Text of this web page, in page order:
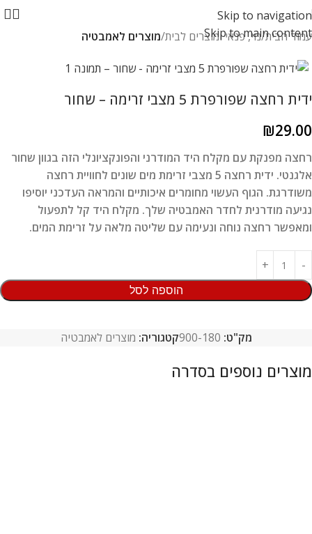
Skip to navigation
Skip to main content
עמוד הבית נוי, פנאי ומוצרים לבית מוצרים לאמבטיה
ידית רחצה שפורפרת 5 מצבי זרימה – שחור
₪29.00
רחצה מפנקת עם מקלח היד המודרני והפונקציונלי הזה בגוון שחור
אלגנטי. ידית רחצה 5 מצבי זרימת מים שונים לחוויית רחצה
משודרגת. הגוף העשוי מחומרים איכותיים והמראה העדכני יוסיפו
נגיעה מודרנית לחדר האמבטיה שלך. מקלח היד קל לתפעול
ומאפשר רחצה נוחה ונעימה עם שליטה מלאה על זרימת המים.
הוספה לסל
מק"ט: 900-180קטגוריה: מוצרים לאמבטיה